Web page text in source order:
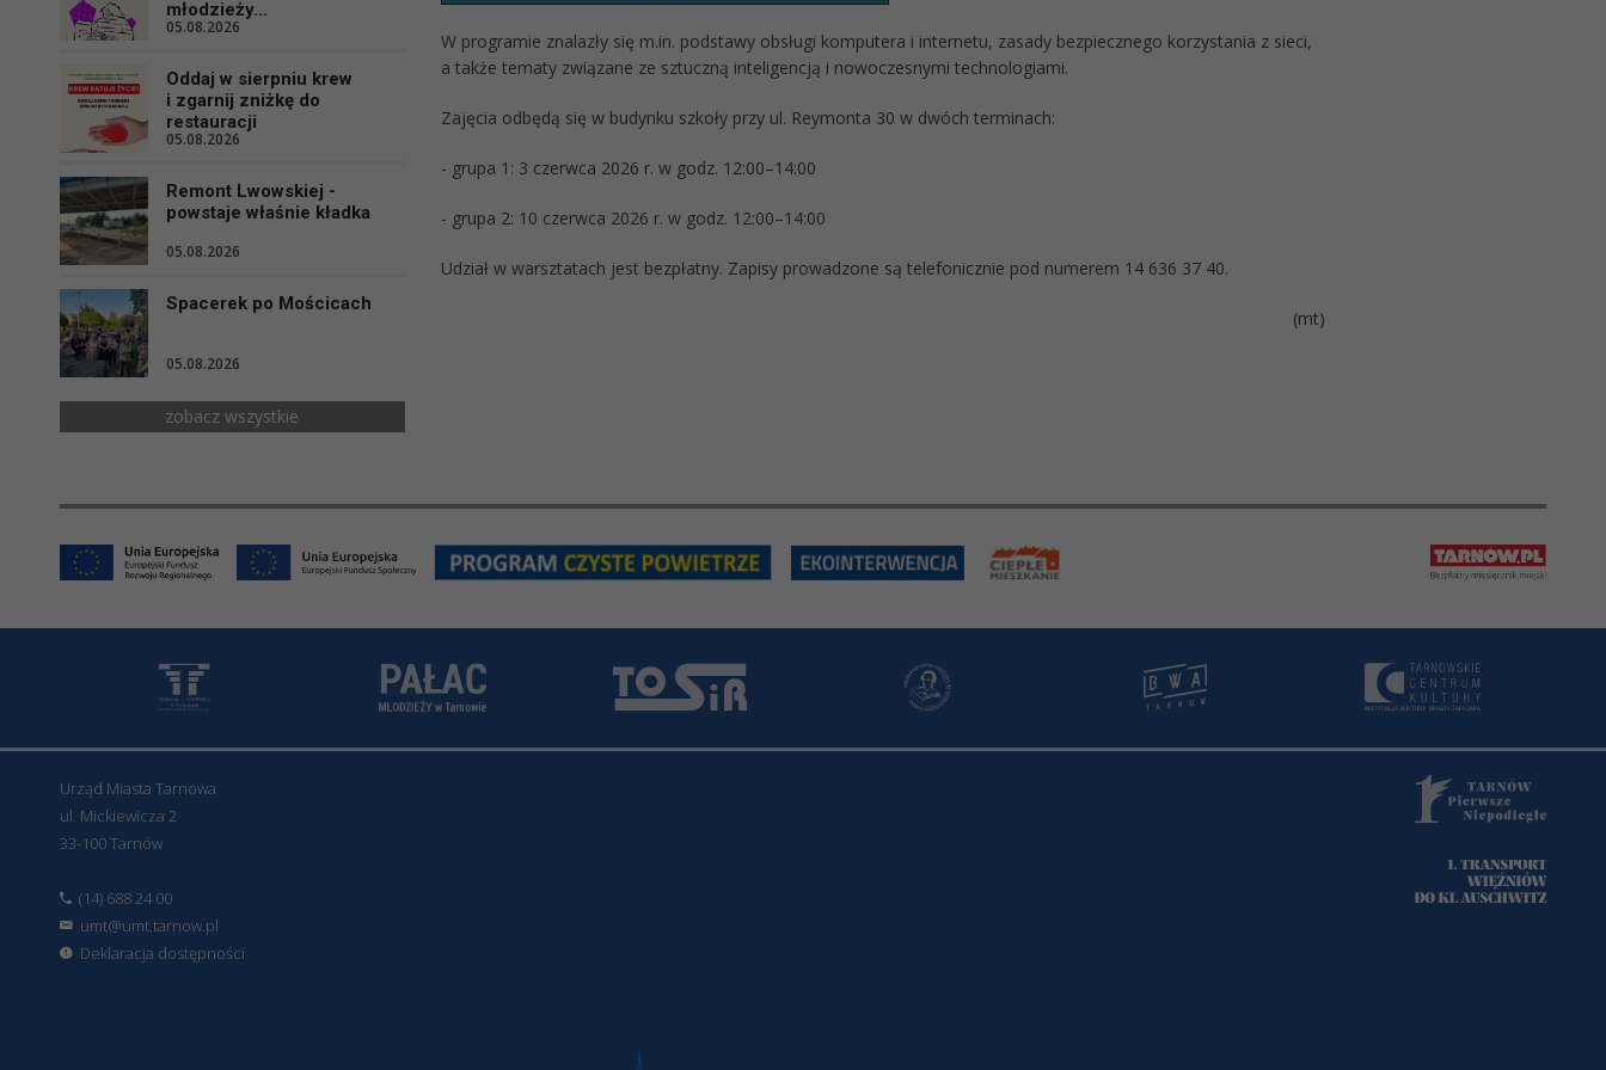
młodzieży...
05.08.2026
Oddaj w sierpniu krew
i zgarnij zniżkę do
restauracji
05.08.2026
Remont Lwowskiej -
powstaje właśnie kładka
05.08.2026
Spacerek po Mościcach
05.08.2026
zobacz wszystkie
W programie znalazły się m.in. podstawy obsługi komputera i internetu, zasady bezpiecznego korzystania z sieci,
a także tematy związane ze sztuczną inteligencją i nowoczesnymi technologiami.
Zajęcia odbędą się w budynku szkoły przy ul. Reymonta 30 w dwóch terminach:
- grupa 1: 3 czerwca 2026 r. w godz. 12:00–14:00
- grupa 2: 10 czerwca 2026 r. w godz. 12:00–14:00
Udział w warsztatach jest bezpłatny. Zapisy prowadzone są telefonicznie pod numerem 14 636 37 40.
(mt)
Urząd Miasta Tarnowa
ul. Mickiewicza 2
33-100 Tarnów
(14) 688 24 00
umt@umt.tarnow.pl
Deklaracja dostępności